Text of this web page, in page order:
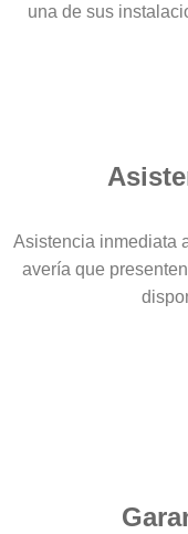
una de sus
Asistencia inmediata
avería que